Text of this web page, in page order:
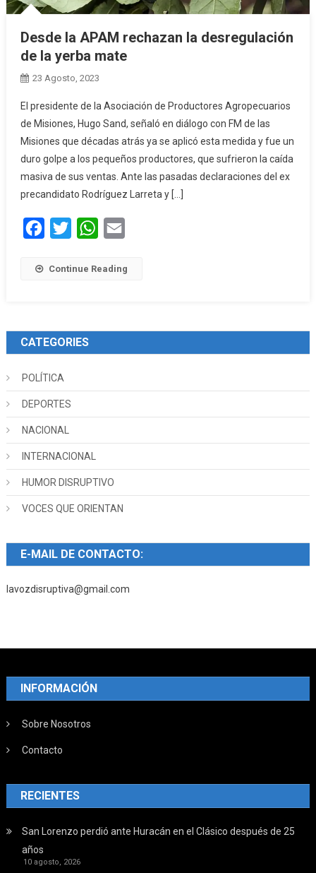
Desde la APAM rechazan la desregulación
de la yerba mate
23 Agosto, 2023
El presidente de la Asociación de Productores Agropecuarios
de Misiones, Hugo Sand, señaló en diálogo con FM de las
Misiones que décadas atrás ya se aplicó esta medida y fue un
duro golpe a los pequeños productores, que sufrieron la caída
masiva de sus ventas. Ante las pasadas declaraciones del ex
precandidato Rodríguez Larreta y […]
Facebook
Twitter WhatsApp
Continue Reading
CATEGORIES
POLÍTICA
DEPORTES
NACIONAL
INTERNACIONAL
HUMOR DISRUPTIVO
VOCES QUE ORIENTAN
E-MAIL DE CONTACTO:
lavozdisruptiva@gmail.com
INFORMACIÓN
Sobre Nosotros
Contacto
RECIENTES
San Lorenzo perdió ante Huracán en el Clásico después de 25
años
10 agosto, 2026